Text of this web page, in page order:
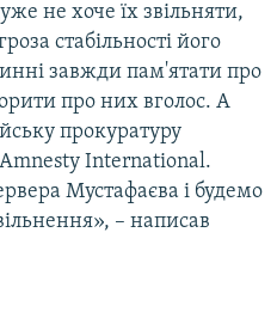
не хоче їх звільняти,
стабільності його
завжди пам'ятати про
про них вголос. А
прокуратуру
International.
Мустафаєва і будемо
– написав